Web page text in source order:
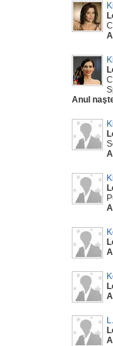
Anul